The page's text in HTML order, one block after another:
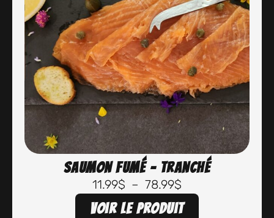
Saumon fumé – Tranché
11.99$ – 78.99$
Voir le produit